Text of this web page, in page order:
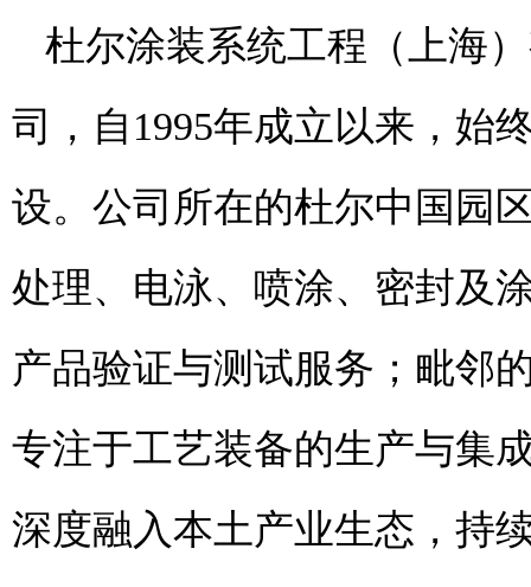
杜尔涂装系统工程（上海
司，自1995年成立以来，始
设。公司所在的杜尔中国园
处理、电泳、喷涂、密封及
产品验证与测试服务；毗邻
专注于工艺装备的生产与集
深度融入本土产业生态，持